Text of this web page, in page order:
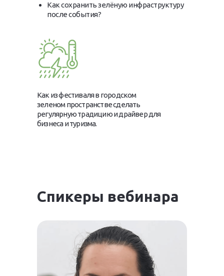
Как сохранить зелёную инфраструктуру
после события?
Как из фестиваля в городском
зеленом пространстве сделать
регулярную традицию и драйвер для
бизнеса и туризма.
Спикеры вебинара